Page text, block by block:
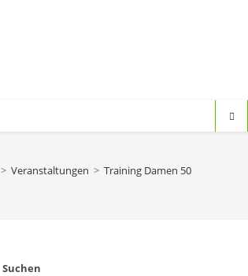
> Veranstaltungen > Training Damen 50
Suchen